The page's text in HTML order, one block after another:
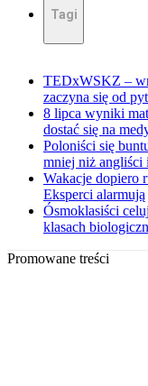
Tagi
TEDxWSKZ –
zaczyna się od
8 lipca wyniki
dostać się na
Poloniści się
mniej niż angliści
Wakacje dopiero
Eksperci alarmują
Ósmoklasiści
klasach
Promowane treści